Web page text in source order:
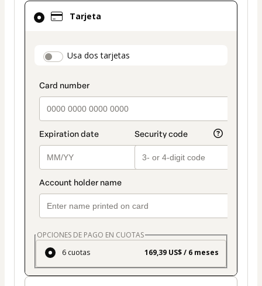
Tarjeta
payment_data.section_title_v2
Usa dos tarjetas
OPCIONES DE PAGO EN CUOTAS
6 cuotas
169,39 US$ / 6 meses
El
método
seleccionado
Tarjeta